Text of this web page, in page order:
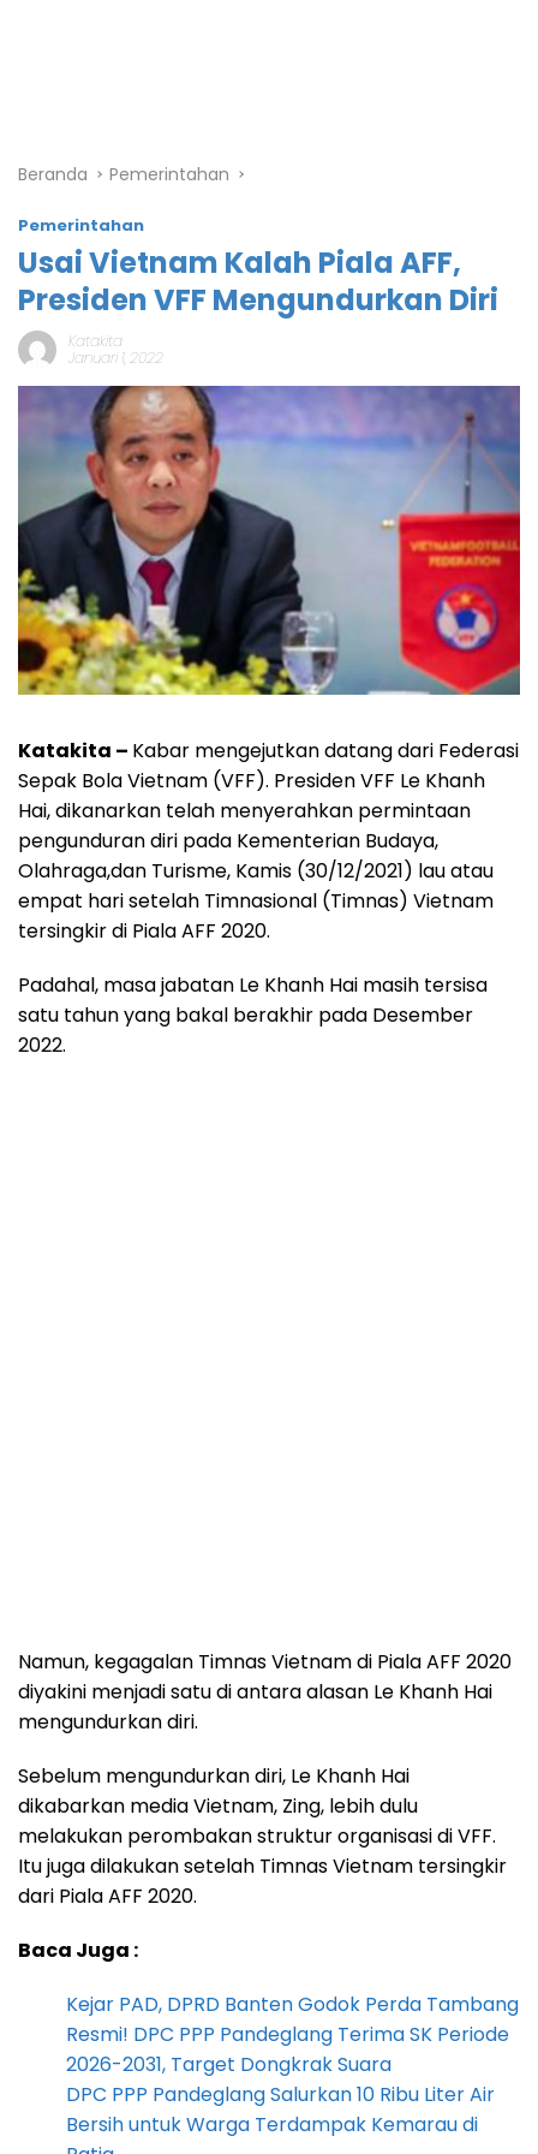
Beranda Pemerintahan
Pemerintahan
Usai Vietnam Kalah Piala AFF,
Presiden VFF Mengundurkan Diri
Katakita
Januari 1, 2022
Katakita – Kabar mengejutkan datang dari Federasi
Sepak Bola Vietnam (VFF). Presiden VFF Le Khanh
Hai, dikanarkan telah menyerahkan permintaan
pengunduran diri pada Kementerian Budaya,
Olahraga,dan Turisme, Kamis (30/12/2021) lau atau
empat hari setelah Timnasional (Timnas) Vietnam
tersingkir di Piala AFF 2020.
Padahal, masa jabatan Le Khanh Hai masih tersisa
satu tahun yang bakal berakhir pada Desember
2022.
Namun, kegagalan Timnas Vietnam di Piala AFF 2020
diyakini menjadi satu di antara alasan Le Khanh Hai
mengundurkan diri.
Sebelum mengundurkan diri, Le Khanh Hai
dikabarkan media Vietnam, Zing, lebih dulu
melakukan perombakan struktur organisasi di VFF.
Itu juga dilakukan setelah Timnas Vietnam tersingkir
dari Piala AFF 2020.
Baca Juga :
Kejar PAD, DPRD Banten Godok Perda Tambang
Resmi! DPC PPP Pandeglang Terima SK Periode
2026-2031, Target Dongkrak Suara
DPC PPP Pandeglang Salurkan 10 Ribu Liter Air
Bersih untuk Warga Terdampak Kemarau di